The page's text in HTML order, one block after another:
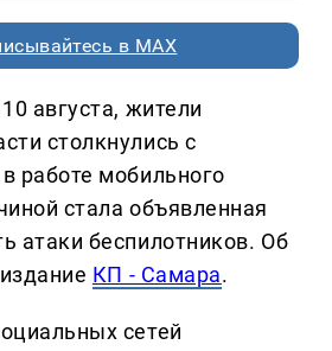
в MAX
августа, жители
столкнулись с
работе мобильного
стала объявленная
атаки беспилотников. Об
КП - Самара.
сетей